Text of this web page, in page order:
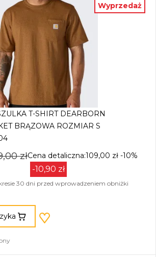
Wyprzedaż
T-SHIRT DEARBORN
BRĄZOWA ROZMIAR S
Cena detaliczna:109,00 zł -10%
zł
-10,90 zł
30 dni przed wprowadzeniem obniżki